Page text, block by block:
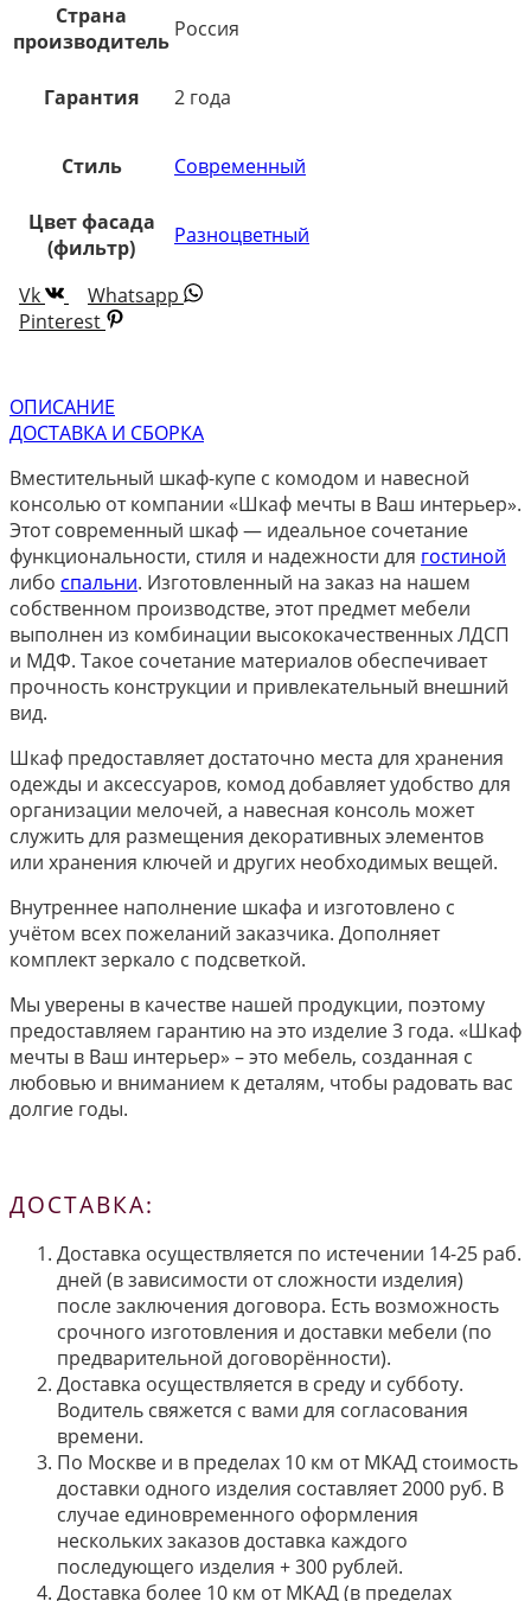
Страна
производитель Россия
Гарантия 2 года
Стиль Современный
Цвет фасада
(фильтр)
Разноцветный
Vk
Whatsapp
Pinterest
ОПИСАНИЕ
ДОСТАВКА И СБОРКА
Вместительный шкаф-купе с комодом и навесной
консолью от компании «Шкаф мечты в Ваш интерьер».
Этот современный шкаф — идеальное сочетание
функциональности, стиля и надежности для гостиной
либо спальни. Изготовленный на заказ на нашем
собственном производстве, этот предмет мебели
выполнен из комбинации высококачественных ЛДСП
и МДФ. Такое сочетание материалов обеспечивает
прочность конструкции и привлекательный внешний
вид.
Шкаф предоставляет достаточно места для хранения
одежды и аксессуаров, комод добавляет удобство для
организации мелочей, а навесная консоль может
служить для размещения декоративных элементов
или хранения ключей и других необходимых вещей.
Внутреннее наполнение шкафа и изготовлено с
учётом всех пожеланий заказчика. Дополняет
комплект зеркало с подсветкой.
Мы уверены в качестве нашей продукции, поэтому
предоставляем гарантию на это изделие 3 года. «Шкаф
мечты в Ваш интерьер» – это мебель, созданная с
любовью и вниманием к деталям, чтобы радовать вас
долгие годы.
ДОСТАВКА:
Доставка осуществляется по истечении 14-25 раб.
дней (в зависимости от сложности изделия)
после заключения договора. Есть возможность
срочного изготовления и доставки мебели (по
предварительной договорённости).
Доставка осуществляется в среду и субботу.
Водитель свяжется с вами для согласования
времени.
По Москве и в пределах 10 км от МКАД стоимость
доставки одного изделия составляет 2000 руб. В
случае единовременного оформления
нескольких заказов доставка каждого
последующего изделия + 300 рублей.
Доставка более 10 км от МКАД (в пределах